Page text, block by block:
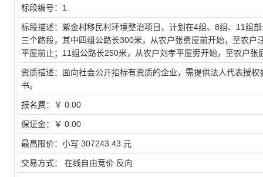
标段编号： 1
标段描述： 紫金村移民村环境整治项目，计划在4组、8组、11组
三个路段，其中四组公路长300米，从农户张勇屋前开始，至农
平屋前止；11组公路长250米，从农户刘孝平屋旁开始，至农户张
资质描述： 面向社会公开招标有资质的企业，需提供法人代表授
书。
报名费： ￥ 0.00
保证金： ￥ 0.00
最高限价： 小写 307243.43 元
交易方式： 在线自由竞价 反向